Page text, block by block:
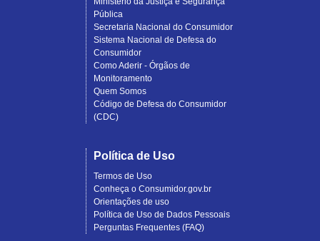
Pública
Secretaria Nacional do Consumidor
Sistema Nacional de Defesa do
Consumidor
Como Aderir - Órgãos de
Monitoramento
Quem Somos
Código de Defesa do Consumidor
(CDC)
Política de Uso
Termos de Uso
Conheça o Consumidor.gov.br
Orientações de uso
Política de Uso de Dados Pessoais
Perguntas Frequentes (FAQ)